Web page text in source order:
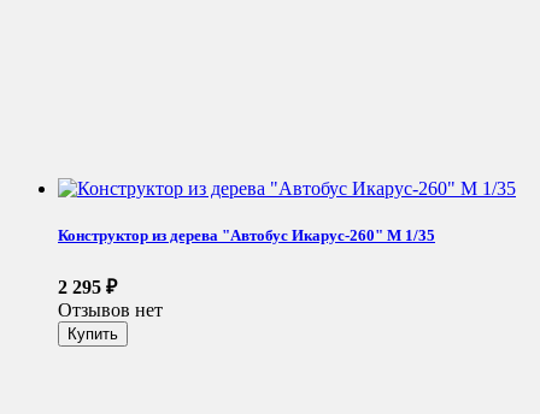
Конструктор из дерева "Автобус Икарус-260" М 1/35
2 295 ₽
Отзывов нет